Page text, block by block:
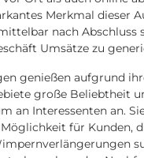
Merkmal dieser
nach Abschluss
Umsätze zu
genießen aufgrund
große Beliebtheit
an Interessenten an.
für Kunden,